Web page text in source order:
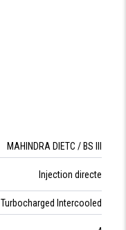
MAHINDRA DIETC / BS III
Injection directe
Turbocharged lntercooled